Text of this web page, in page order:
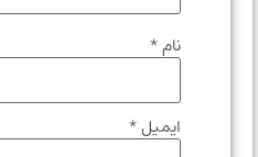
ایمیل*